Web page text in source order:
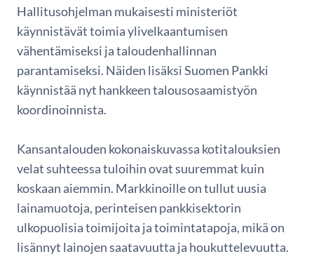
Hallitusohjelman mukaisesti ministeriöt
käynnistävät toimia ylivelkaantumisen
vähentämiseksi ja taloudenhallinnan
parantamiseksi. Näiden lisäksi Suomen Pankki
käynnistää nyt hankkeen talousosaamistyön
koordinoinnista.
Kansantalouden kokonaiskuvassa kotitalouksien
velat suhteessa tuloihin ovat suuremmat kuin
koskaan aiemmin. Markkinoille on tullut uusia
lainamuotoja, perinteisen pankkisektorin
ulkopuolisia toimijoita ja toimintatapoja, mikä on
lisännyt lainojen saatavuutta ja houkuttelevuutta.